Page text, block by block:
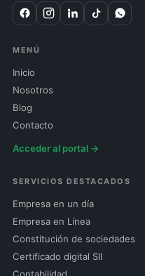
MENÚ
Inicio
Nosotros
Blog
Contacto
Acceder al portal →
SERVICIOS DESTACADOS
Empresa en un día
Empresa en Línea
Constitución de sociedades
Certificado digital SII